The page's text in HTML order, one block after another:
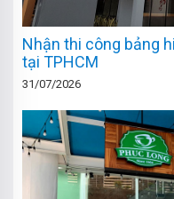
Nhận thi công bảng
tại TPHCM
31/07/2026